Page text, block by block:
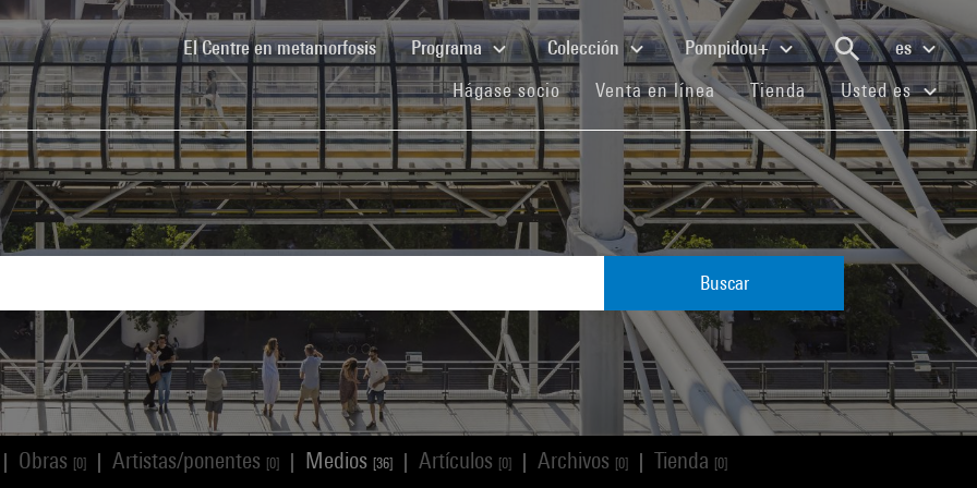
El Centre en metamorfosis(current)Programa Colección Pompidou+
es
Hágase socio(current)Venta en línea(current)
Tienda(current)Usted es
Buscar
Obras [0] Artistas/ponentes [0] Medios [36] Artículos [0] Archivos [0] Tienda [0]